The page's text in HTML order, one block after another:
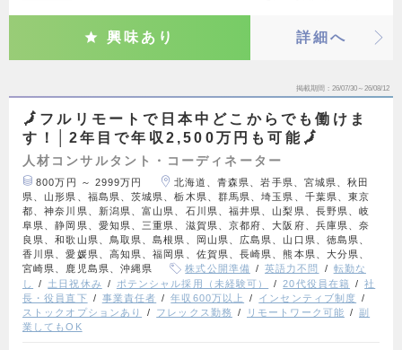
興味あり 詳細へ
掲載期間 26/07/30～26/08/12
🗾フルリモートで日本中どこからでも働けま
す！│2年目で年収2,500万円も可能🗾
人材コンサルタント・コーディネーター
800万円 ～ 2999万円
北海道、青森県、岩手県、宮城県、秋田
県、山形県、福島県、茨城県、栃木県、群馬県、埼玉県、千葉県、東京
都、神奈川県、新潟県、富山県、石川県、福井県、山梨県、長野県、岐
阜県、静岡県、愛知県、三重県、滋賀県、京都府、大阪府、兵庫県、奈
良県、和歌山県、鳥取県、島根県、岡山県、広島県、山口県、徳島県、
香川県、愛媛県、高知県、福岡県、佐賀県、長崎県、熊本県、大分県、
宮崎県、鹿児島県、沖縄県
株式公開準備 英語力不問
転勤な
し
土日祝休み ポテンシャル採用（未経験可） 20代役員在籍
社
長・役員直下
事業責任者 年収600万以上
インセンティブ制度
ストックオプションあり
フレックス勤務 リモートワーク可能
副
業してもOK